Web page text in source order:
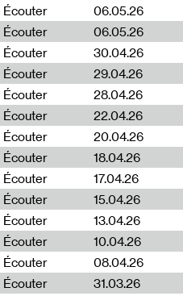
Écouter
06.05.26
Écouter
06.05.26
Écouter
30.04.26
Écouter
29.04.26
Écouter
28.04.26
Écouter
22.04.26
Écouter
20.04.26
Écouter
18.04.26
Écouter
17.04.26
Écouter
15.04.26
Écouter
13.04.26
Écouter
10.04.26
Écouter
08.04.26
Écouter
31.03.26